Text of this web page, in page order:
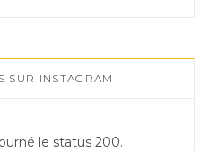
SUR INSTAGRAM
le status 200.